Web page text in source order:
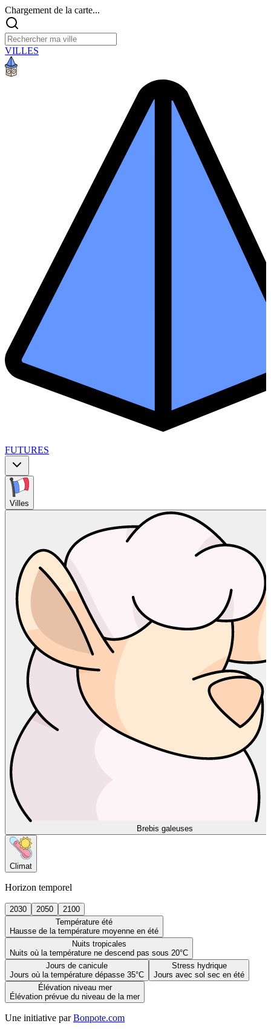
Chargement de la carte...
VILLES
FUTURES
Villes
Brebis galeuses
Climat
Horizon temporel
2030 2050
2100
Température été
Hausse de la température moyenne en été
Nuits tropicales
Nuits où la température ne descend pas sous 20°C
Jours de canicule
Jours où la température dépasse 35°C
Stress hydrique
Jours avec sol sec en été
Élévation niveau mer
Élévation prévue du niveau de la mer
Une initiative par Bonpote.com